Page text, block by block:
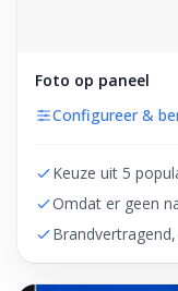
Foto op paneel
Configureer &
Keuze uit 5
Omdat er geen